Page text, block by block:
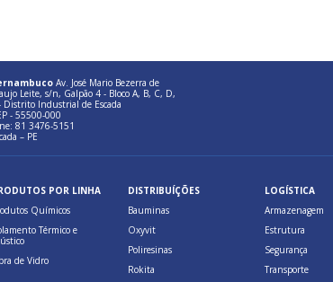
Av. José Mario Bezerra de
Leite, s/n, Galpão 4 - Bloco A, B, C, D,
Distrito Industrial de Escada
- 55500-000
81 3476-5151
– PE
POR LINHA
Químicos
Térmico e
de Vidro
DISTRIBUÍÇÕES
Bauminas
Oxyvit
Poliresinas
Rokita
LOGÍSTICA
Armazenagem
Estrutura
Segurança
Transporte